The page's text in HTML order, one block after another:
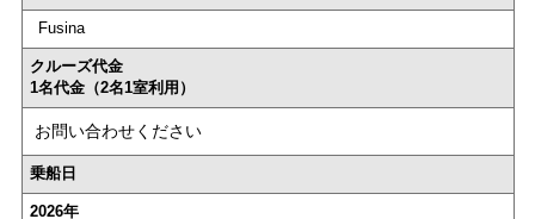
Fusina
クルーズ代金
1名代金（2名1室利用）
お問い合わせください
乗船日
2026年